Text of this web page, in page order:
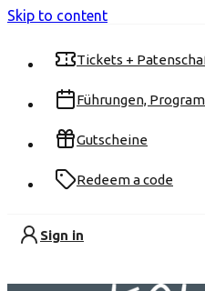
Skip to content
Tickets +
Führungen,
Gutscheine
Redeem a code
Sign in